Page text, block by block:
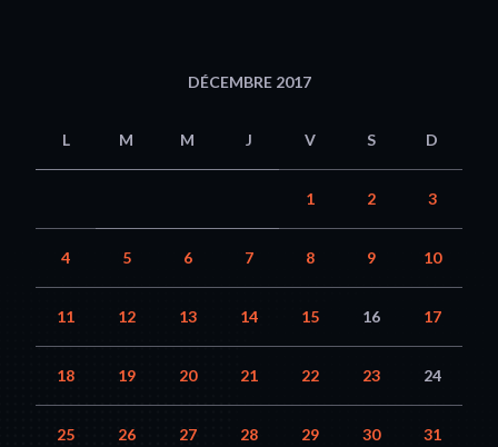
DÉCEMBRE 2017
L M M J V S D
1 2 3
4 5 6 7 8 9 10
11 12 13 14 15 16 17
18 19 20 21 22 23 24
25 26 27 28 29 30 31